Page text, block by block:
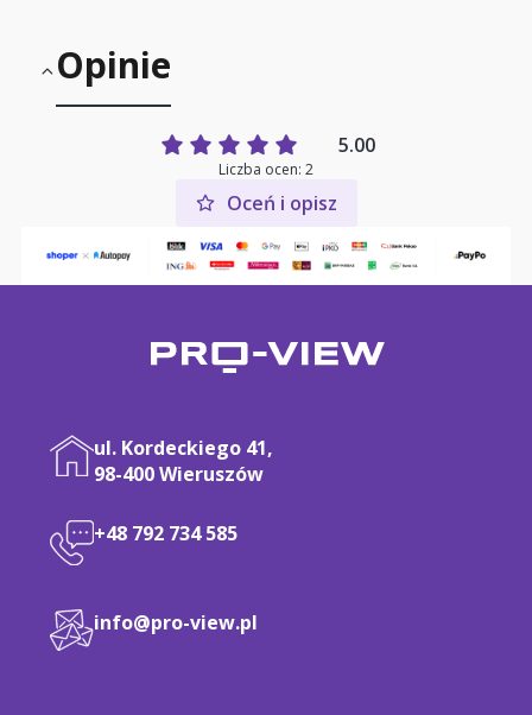
Opinie
5.00
Liczba ocen: 2
Oceń i opisz
ul. Kordeckiego 41,
98-400 Wieruszów
+48 792 734 585
info@pro-view.pl